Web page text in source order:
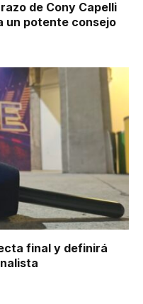
de Cony Capelli
un potente consejo
final y definirá